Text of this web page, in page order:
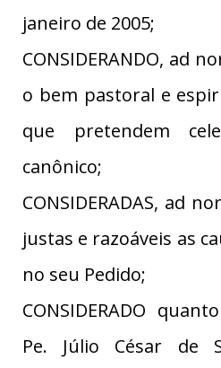
janeiro de 2005;
CONSIDERANDO, ad
o bem pastoral e
que pretendem
canônico;
CONSIDERADAS, ad
justas e razoáveis as
no seu Pedido;
CONSIDERADO
Pe. Júlio César de